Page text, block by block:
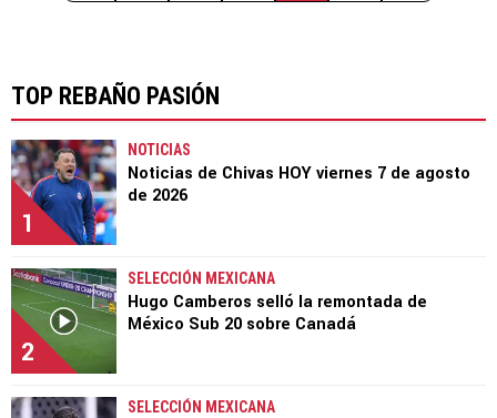
TOP REBAÑO PASIÓN
1
NOTICIAS
Noticias de Chivas HOY viernes 7 de agosto
de 2026
2
SELECCIÓN MEXICANA
Hugo Camberos selló la remontada de
México Sub 20 sobre Canadá
SELECCIÓN MEXICANA